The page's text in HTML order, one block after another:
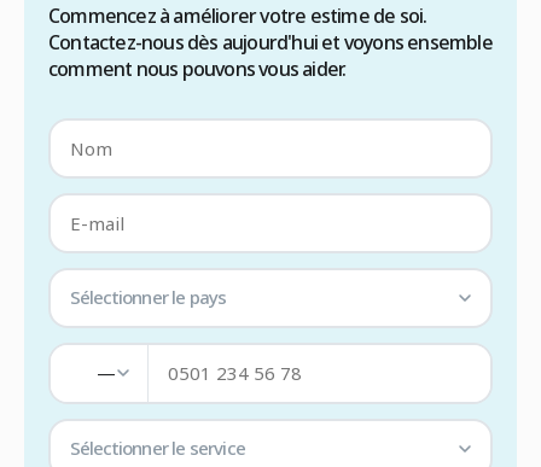
Commencez à améliorer votre estime de soi.
Contactez-nous dès aujourd'hui et voyons ensemble
comment nous pouvons vous aider.
Sélectionner le pays
—
Sélectionner le service